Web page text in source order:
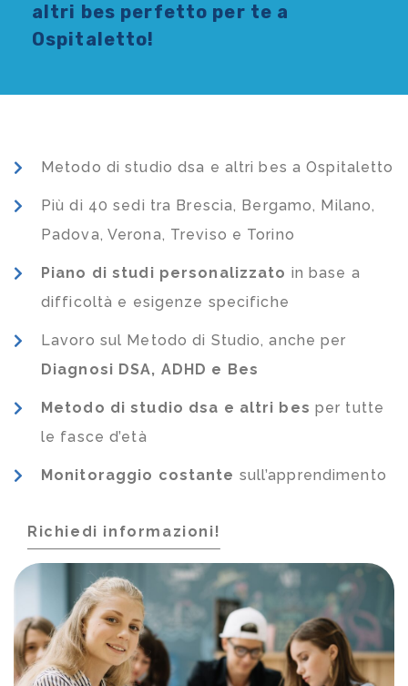
altri bes perfetto per te a
Ospitaletto!
Metodo di studio dsa e altri bes a Ospitaletto
Più di 40 sedi tra Brescia, Bergamo, Milano,
Padova, Verona, Treviso e Torino
Piano di studi personalizzato in base a
difficoltà e esigenze specifiche
Lavoro sul Metodo di Studio, anche per
Diagnosi DSA, ADHD e Bes
Metodo di studio dsa e altri bes per tutte
le fasce d’età
Monitoraggio costante sull’apprendimento
Richiedi informazioni!